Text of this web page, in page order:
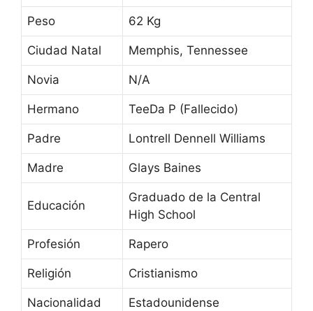
Peso 62 Kg
Ciudad Natal Memphis, Tennessee
Novia N/A
Hermano TeeDa P (Fallecido)
Padre Lontrell Dennell Williams
Madre Glays Baines
Educación
Graduado de la Central
High School
Profesión Rapero
Religión Cristianismo
Nacionalidad Estadounidense